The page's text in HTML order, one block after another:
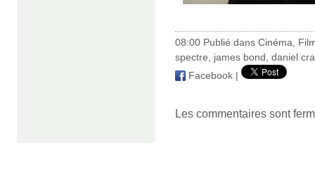
08:00 Publié dans Cinéma
spectre
james bond daniel
Facebook |
Les commentaires sont